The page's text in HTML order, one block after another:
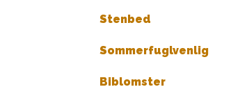
Stenbed
Sommerfuglvenlig
Biblomster